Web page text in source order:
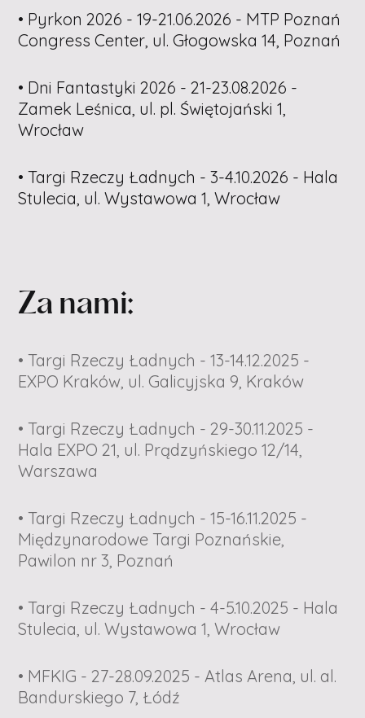
• Pyrkon 2026 - 19-21.06.2026 - MTP Poznań
Congress Center, ul. Głogowska 14, Poznań
• Dni Fantastyki 2026 - 21-23.08.2026 -
Zamek Leśnica, ul. pl. Świętojański 1,
Wrocław
• Targi Rzeczy Ładnych - 3-4.10.2026 - Hala
Stulecia, ul. Wystawowa 1, Wrocław
Za nami:
• Targi Rzeczy Ładnych - 13-14.12.2025 -
EXPO Kraków, ul. Galicyjska 9, Kraków
• Targi Rzeczy Ładnych - 29-30.11.2025 -
Hala EXPO 21, ul. Prądzyńskiego 12/14,
Warszawa
• Targi Rzeczy Ładnych - 15-16.11.2025 -
Międzynarodowe Targi Poznańskie,
Pawilon nr 3, Poznań
• Targi Rzeczy Ładnych - 4-5.10.2025 - Hala
Stulecia, ul. Wystawowa 1, Wrocław
• MFKIG - 27-28.09.2025 - Atlas Arena, ul. al.
Bandurskiego 7, Łódź